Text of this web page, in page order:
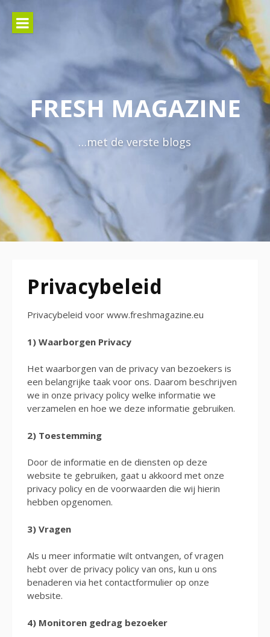
inhoud
FRESH MAGAZINE
…met de verste blogs
Privacybeleid
Privacybeleid voor www.freshmagazine.eu
1) Waarborgen Privacy
Het waarborgen van de privacy van bezoekers is
een belangrijke taak voor ons. Daarom beschrijven
we in onze privacy policy welke informatie we
verzamelen en hoe we deze informatie gebruiken.
2) Toestemming
Door de informatie en de diensten op deze
website te gebruiken, gaat u akkoord met onze
privacy policy en de voorwaarden die wij hierin
hebben opgenomen.
3) Vragen
Als u meer informatie wilt ontvangen, of vragen
hebt over de privacy policy van ons, kun u ons
benaderen via het contactformulier op onze
website.
4) Monitoren gedrag bezoeker